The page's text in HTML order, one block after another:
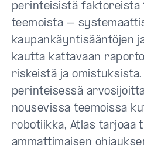
perinteisistä faktoreista
teemoista –
kaupankäyntisääntöjen
kautta kattavaan
riskeistä ja
perinteisessä
nousevissa teemoissa
robotiikka, Atlas tarjoaa
ammattimaisen